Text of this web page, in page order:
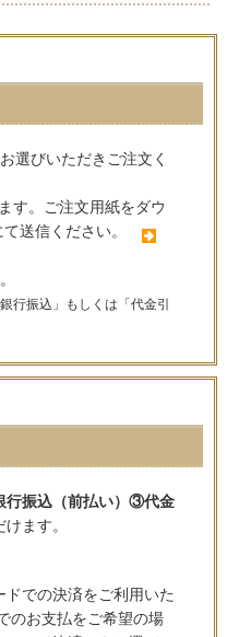
選びいただきご注文く
す。ご注文用紙をダウ
て送信ください。
行振込」もしくは「代金引
振込（前払い）③代金
ます。
での決済をご利用いた
のお支払をご希望の場